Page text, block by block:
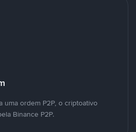
uma ordem P2P, o criptoativo
Binance P2P.